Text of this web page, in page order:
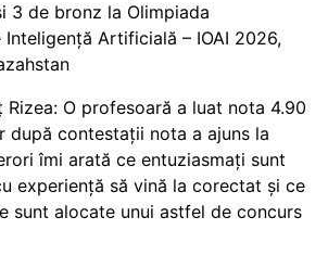
3 de bronz la Olimpiada
Inteligență Artificială – IOAI 2026,
Rizea: O profesoară a luat nota 4.90
după contestații nota a ajuns la
îmi arată ce entuziasmați sunt
experiență să vină la corectat și ce
sunt alocate unui astfel de concurs